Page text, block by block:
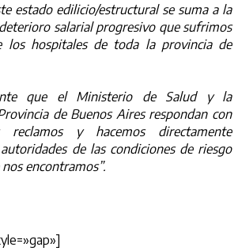
estado edilicio/estructural se suma a la
salarial progresivo que sufrimos
los hospitales de toda la provincia de
que el Ministerio de Salud y la
de Buenos Aires respondan con
reclamos y hacemos directamente
de las condiciones de riesgo
encontramos”.